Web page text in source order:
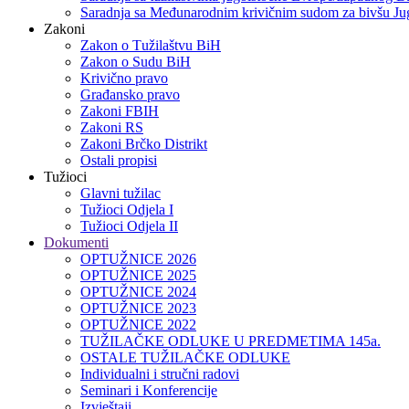
Saradnja sa Međunarodnim krivičnim sudom za bivšu
Zakoni
Zakon o Тužilaštvu BiH
Zakon o Sudu BiH
Krivično pravo
Građansko pravo
Zakoni FBIH
Zakoni RS
Zakoni Brčko Distrikt
Ostali propisi
Tužioci
Glavni tužilac
Tužioci Odjela I
Tužioci Odjela II
Dokumenti
OPTUŽNICE 2026
OPTUŽNICE 2025
OPTUŽNICE 2024
OPTUŽNICE 2023
OPTUŽNICE 2022
TUŽILAČKE ODLUKE U PREDMETIMA 145a.
OSTALE TUŽILAČKE ODLUKE
Individualni i stručni radovi
Seminari i Konferencije